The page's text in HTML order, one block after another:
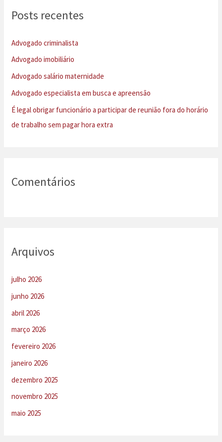
i
p
o
r
:
Posts recentes
Advogado criminalista
Advogado imobiliário
Advogado salário maternidade
Advogado especialista em busca e apreensão
É legal obrigar funcionário a participar de reunião fora do horário
de trabalho sem pagar hora extra
Comentários
Arquivos
julho 2026
junho 2026
abril 2026
março 2026
fevereiro 2026
janeiro 2026
dezembro 2025
novembro 2025
maio 2025